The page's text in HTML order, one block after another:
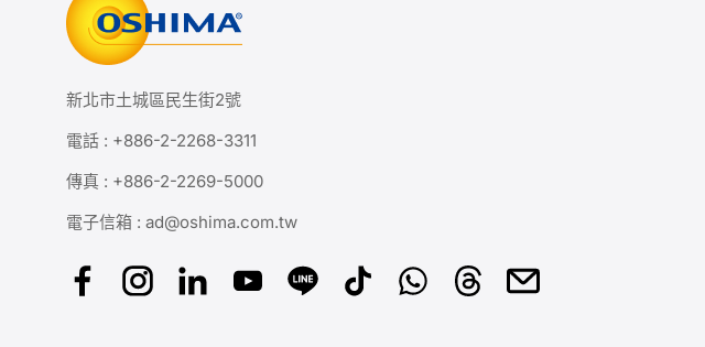
新北市土城區民生街2號
電話 : +886-2-2268-3311
傳真 : +886-2-2269-5000
電子信箱 : ad@oshima.com.tw